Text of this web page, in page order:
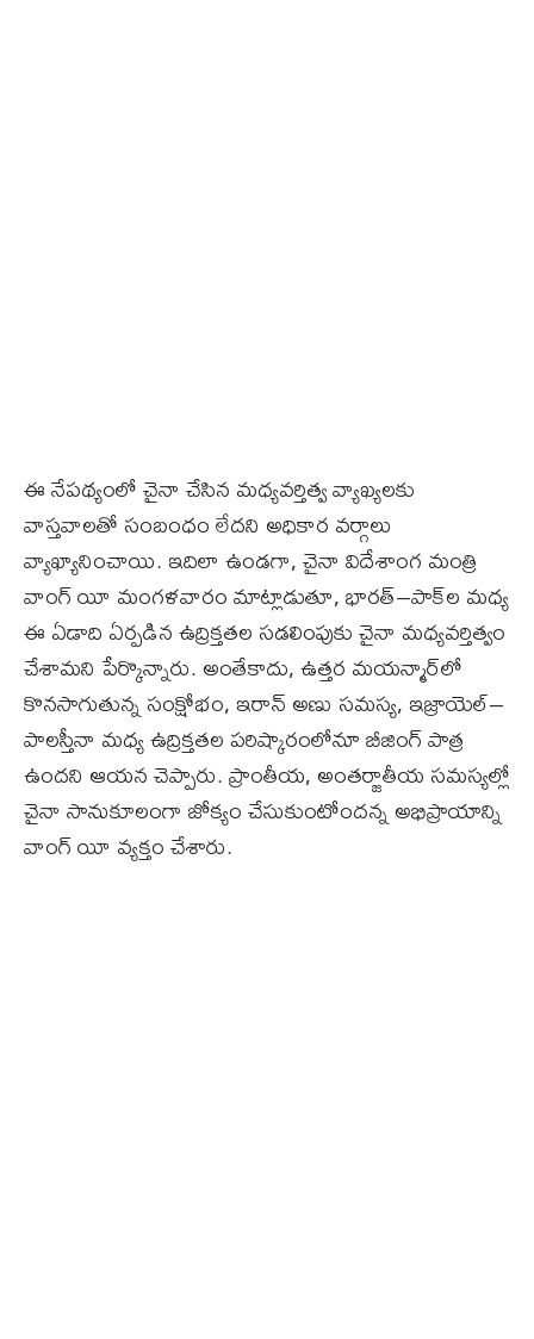
ఈ నేపథ్యంలో చైనా చేసిన మధ్యవర్తిత్వ వ్యాఖ్యలకు
వాస్తవాలతో సంబంధం లేదని అధికార వర్గాలు
వ్యాఖ్యానించాయి. ఇదిలా ఉండగా, చైనా విదేశాంగ మంత్రి
వాంగ్‌ యీ మంగళవారం మాట్లాడుతూ, భారత్‌–పాక్‌ల మధ్య
ఈ ఏడాది ఏర్పడిన ఉద్రిక్తతల సడలింపుకు చైనా మధ్యవర్తిత్వం
చేశామని పేర్కొన్నారు. అంతేకాదు, ఉత్తర మయన్మార్‌లో
కొనసాగుతున్న సంక్షోభం, ఇరాన్‌ అణు సమస్య, ఇజ్రాయెల్‌–
పాలస్తీనా మధ్య ఉద్రిక్తతల పరిష్కారంలోనూ బీజింగ్‌ పాత్ర
ఉందని ఆయన చెప్పారు. ప్రాంతీయ, అంతర్జాతీయ సమస్యల్లో
చైనా సానుకూలంగా జోక్యం చేసుకుంటోందన్న అభిప్రాయాన్ని
వాంగ్‌ యీ వ్యక్తం చేశారు.